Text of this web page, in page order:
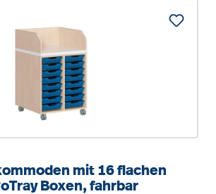
mit 16 flachen
Boxen, fahrbar